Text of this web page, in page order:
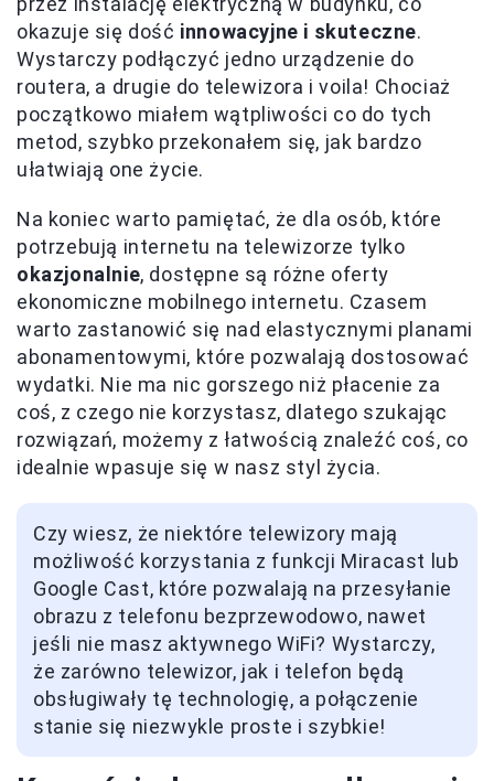
okazuje się dość innowacyjne i skuteczne.
Wystarczy podłączyć jedno urządzenie do
routera, a drugie do telewizora i voila! Chociaż
początkowo miałem wątpliwości co do tych
metod, szybko przekonałem się, jak bardzo
ułatwiają one życie.
Na koniec warto pamiętać, że dla osób, które
potrzebują internetu na telewizorze tylko
okazjonalnie, dostępne są różne oferty
ekonomiczne mobilnego internetu. Czasem
warto zastanowić się nad elastycznymi planami
abonamentowymi, które pozwalają dostosować
wydatki. Nie ma nic gorszego niż płacenie za
coś, z czego nie korzystasz, dlatego szukając
rozwiązań, możemy z łatwością znaleźć coś, co
idealnie wpasuje się w nasz styl życia.
Czy wiesz, że niektóre telewizory mają
możliwość korzystania z funkcji Miracast lub
Google Cast, które pozwalają na przesyłanie
obrazu z telefonu bezprzewodowo, nawet
jeśli nie masz aktywnego WiFi? Wystarczy,
że zarówno telewizor, jak i telefon będą
obsługiwały tę technologię, a połączenie
stanie się niezwykle proste i szybkie!